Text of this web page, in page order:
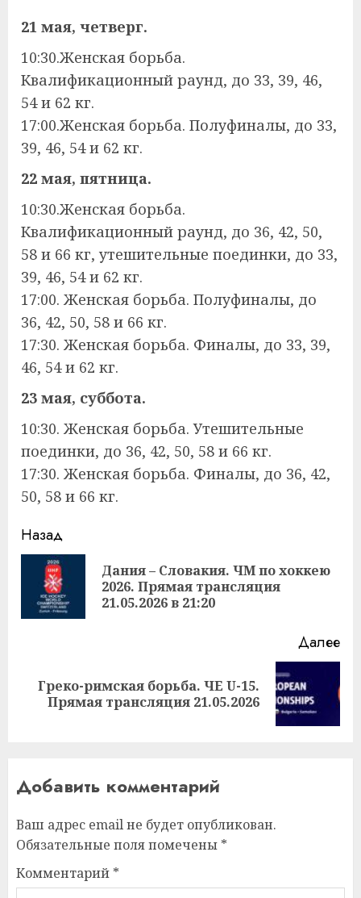
21 мая, четверг.
10:30.Женская борьба.
Квалификационный раунд, до 33, 39, 46,
54 и 62 кг.
17:00.Женская борьба. Полуфиналы, до 33,
39, 46, 54 и 62 кг.
22 мая, пятница.
10:30.Женская борьба.
Квалификационный раунд, до 36, 42, 50,
58 и 66 кг, утешительные поединки, до 33,
39, 46, 54 и 62 кг.
17:00. Женская борьба. Полуфиналы, до
36, 42, 50, 58 и 66 кг.
17:30. Женская борьба. Финалы, до 33, 39,
46, 54 и 62 кг.
23 мая, суббота.
10:30. Женская борьба. Утешительные
поединки, до 36, 42, 50, 58 и 66 кг.
17:30. Женская борьба. Финалы, до 36, 42,
50, 58 и 66 кг.
Продолжить
чтение
Назад
Дания – Словакия. ЧМ по хоккею
2026. Прямая трансляция
21.05.2026 в 21:20
Далее
Следующая
запись:
Греко-римская борьба. ЧЕ U-15.
Прямая трансляция 21.05.2026
Добавить комментарий
Ваш адрес email не будет опубликован.
Обязательные поля помечены *
Комментарий *